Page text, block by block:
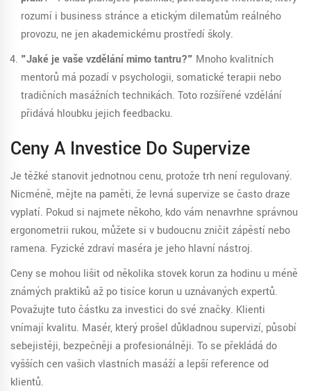
rozumí i business stránce a etickým dilematům reálného
provozu, ne jen akademickému prostředí školy.
"Jaké je vaše vzdělání mimo tantru?" Mnoho kvalitních
mentorů má pozadí v psychologii, somatické terapii nebo
tradičních masážních technikách. Toto rozšířené vzdělání
přidává hloubku jejich feedbacku.
Ceny A Investice Do Supervize
Je těžké stanovit jednotnou cenu, protože trh není regulovaný.
Nicméně, mějte na paměti, že levná supervize se často draze
vyplatí. Pokud si najmete někoho, kdo vám nenavrhne správnou
ergonometrii rukou, můžete si v budoucnu zničit zápěstí nebo
ramena. Fyzické zdraví maséra je jeho hlavní nástroj.
Ceny se mohou lišit od několika stovek korun za hodinu u méně
známých praktiků až po tisíce korun u uznávaných expertů.
Považujte tuto částku za investici do své značky. Klienti
vnímají kvalitu. Masér, který prošel důkladnou supervizí, působí
sebejistěji, bezpečněji a profesionálněji. To se překládá do
vyšších cen vašich vlastních masáží a lepší reference od
klientů.